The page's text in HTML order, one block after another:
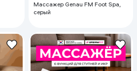
Массажер Genau FM Foot Spa,
серый